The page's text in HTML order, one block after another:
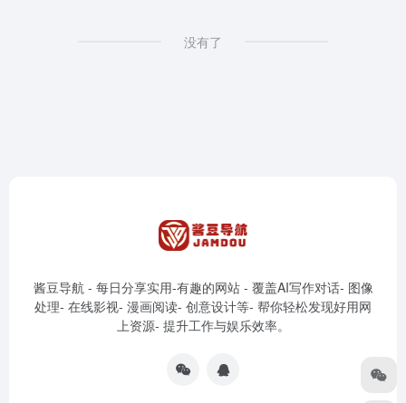
没有了
酱豆导航 - 每日分享实用-有趣的网站 - 覆盖AI写作对话- 图像
处理- 在线影视- 漫画阅读- 创意设计等- 帮你轻松发现好用网
上资源- 提升工作与娱乐效率。